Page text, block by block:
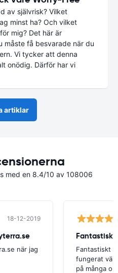
av självrisk? Vilket
minst ha? Och vilket
mig? Det här är
måste få besvarade när du
Vi tycker att denna
onödig. Därför har vi
artiklar
med en 8.4/10 av 108006
18-12-2019
när jag
Fantastiskt
fungerat
på många